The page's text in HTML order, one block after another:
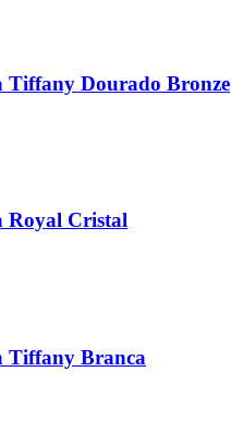
Tiffany Dourado Bronze
Royal Cristal
Tiffany Branca